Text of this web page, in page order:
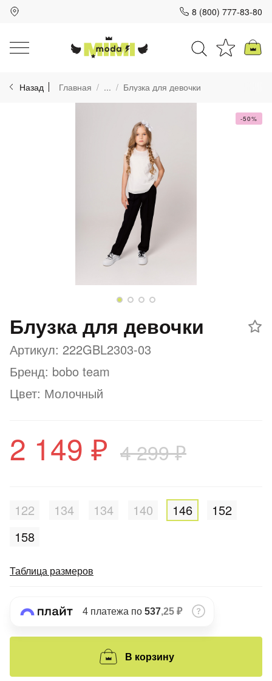
8 (800) 777-83-80
Назад Главная ... Блузка для девочки
-50%
Блузка для девочки
Артикул: 222GBL2303-03
Бренд: bobo team
Цвет: Молочный
2 149 ₽ 4 299 ₽
122 134 134 140 146
152
158
Таблица размеров
4 платежа по 537,25 ₽
В корзину
Для клиентов всех банков
Разбейте
на части
Добавляйте товары
Оплачивайте сегодня только
25 % картой любого банка
Оставшиеся
% будут
8 800 302-02-51
plait.ru